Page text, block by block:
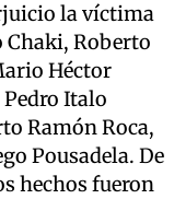
la víctima
Chaki, Roberto
Héctor
Italo
Ramón Roca,
Pousadela. De
hechos fueron